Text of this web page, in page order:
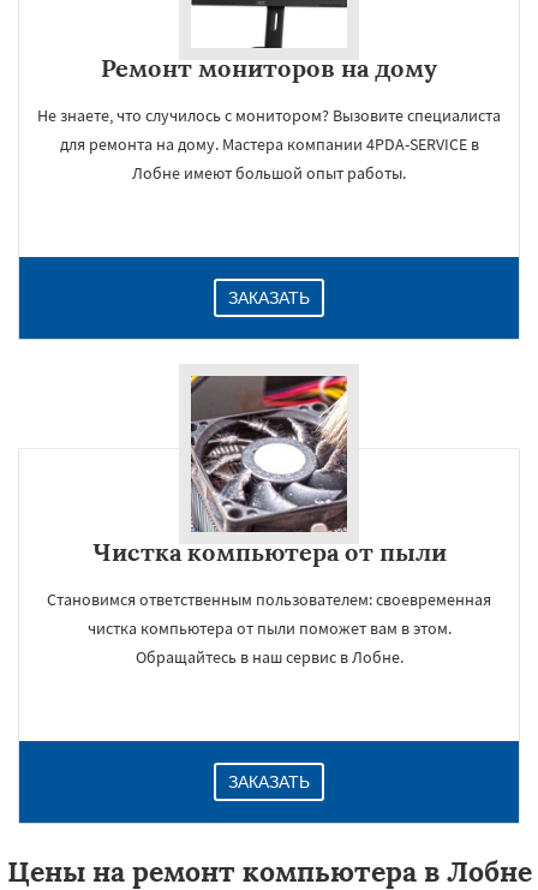
Ремонт мониторов на дому
Не знаете, что случилось с монитором? Вызовите специалиста
для ремонта на дому. Мастера компании 4PDA-SERVICE в
Лобне имеют большой опыт работы.
ЗАКАЗАТЬ
Чистка компьютера от пыли
Становимся ответственным пользователем: своевременная
чистка компьютера от пыли поможет вам в этом.
Обращайтесь в наш сервис в Лобне.
ЗАКАЗАТЬ
Цены на ремонт компьютера в Лобне